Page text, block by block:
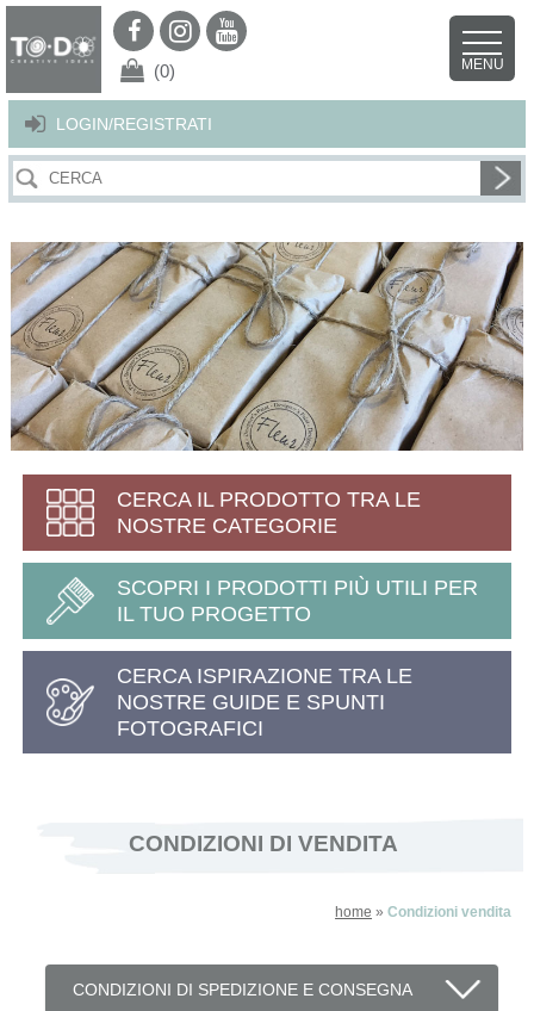
Per offrirti il miglior servizio possibile questo sito utilizza i cookies.
Continuando la navigazione nel sito autorizzi l’uso dei cookies. Per ulteriori
LOGIN/REGISTRATI
(0) MENU
CERCA IL PRODOTTO TRA LE
NOSTRE CATEGORIE
SCOPRI I PRODOTTI PIÙ UTILI PER
IL TUO PROGETTO
CERCA ISPIRAZIONE TRA LE
NOSTRE GUIDE E SPUNTI
FOTOGRAFICI
CONDIZIONI DI VENDITA
home »Condizioni vendita
CONDIZIONI DI SPEDIZIONE E CONSEGNA